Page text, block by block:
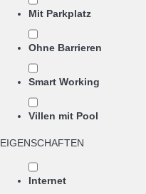
Mit Parkplatz
Ohne Barrieren
Smart Working
Villen mit Pool
EIGENSCHAFTEN
Internet